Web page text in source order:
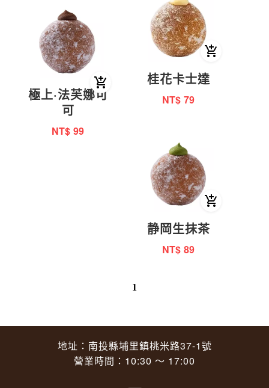
桂花卡士達
NT$ 79
極上·法芙娜可
可
NT$ 99
静岡生抹茶
NT$ 89
1
地址：南投縣埔里鎮桃米路37-1號
營業時間：10:30 ～ 17:00